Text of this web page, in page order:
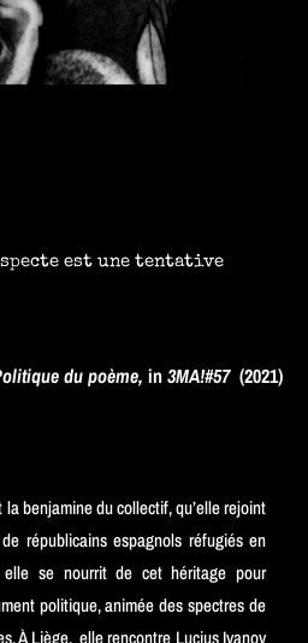
est une tentative
du poème, in3MA!#57 (2021)
benjamine du collectif, qu’elle rejoint
républicains espagnols réfugiés en
elle se nourrit de cet héritage pour
politique, animée des spectres de
À Liège, elle rencontre Lucius Ivanov